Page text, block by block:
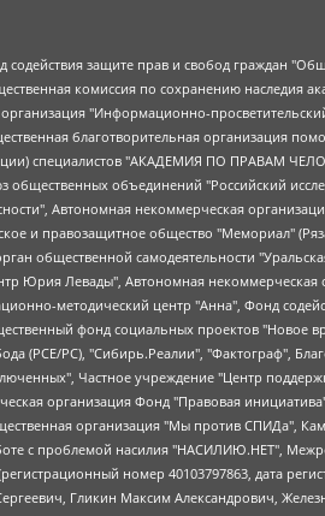
Ольга Владимировна, Ярош Юлия Петровна, Юридическое лицо "The Insider SIA", зарегистрированное в Риге, Латвийская Республика (дата регистрации 26.06.2015), являющееся администратором доменного имени интернет-издания "The Insider SIA", https://theins.ru, Постернак Алексей Евгеньевич, Рубин Михаил Аркадьевич, Анин Роман Александрович, Юридическое лицо Istories fonds, зарегистрированное в Латвийской Республике (регистрационный номер 50008295751, дата регистрации 24.02.2020), Великовский Дмитрий Александрович, Долинина Ирина Николаевна, Мароховская Алеся Алексеевна, Шлейнов Роман Юрьевич, Шмагун Олеся Валентиновна, Общество с ограниченной ответственностью "Альтаир 2021", Общество с ограниченной ответственностью "Вега 2021", Общество с ограниченной ответственностью "Главный редактор 2021", Общество с ограниченной ответственностью "Ромашки монолит", Важенков Артем Валерьевич, Ивановская областная общественная организация "Центр гендерных исследований", Гурман Юрий Альбертович, Медиапроект "ОВД-Инфо", Егоров Владимир Владимирович, Жилинский Владимир Александрович, Общество с ограниченной ответственностью "ЗП", Иванова София Юрьевна, Карезина Инна Павловна, Кильтау Екатерина Викторовна, Петров Алексей Викторович, Пискунов Сергей Евгеньевич, Смирнов Сергей Сергеевич, Тихонов Михаил Сергеевич, Общество с ограниченной ответственностью "ЖУРНАЛИСТ-ИНОСТРАННЫЙ АГЕНТ", Арапова Галина Юрьевна, Вольтская Татьяна Анатольевна, Американская компания "Mason G.E.S. Anonymous Foundation" (США), являющаяся владельцем интернет-издания https://mnews.world/, Компания "Stichting Bellingcat", зарегистрированная в Нидерландах (дата регистрации 11.07.2018), Захаров Андрей Вячеславович, Клепиковская Екатерина Дмитриевна, Общество с ограниченной ответственностью "МЕМО", Перл Роман Александрович, Симонов Евгений Алексеевич, Соловьева Елена Анатольевна, Сотников Даниил Владимирович, Сурначева Елизавета Дмитриевна, Автономная